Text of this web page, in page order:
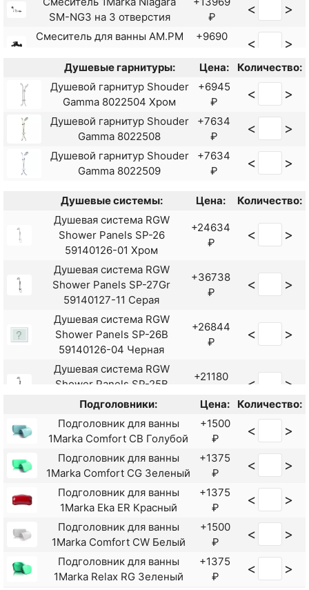
SM-NG3 на 3 отверстия
₽
< >
Смеситель для ванны AM.PM
+9690
< >
Смеситель для ванны Haiba
HB60572 с душевым
гарнитуром Хром
₽
Смеситель для ванны Haiba
HB60590-7 с душевым
гарнитуром Черный
+8326
₽
< >
Смеситель для ванны Lemark
+9843
Смеситель для ванны Rush
Bering BE5535-44 Хром
+9230
Смеситель для ванны Rush
Corsica CO4240-51
универсальный Хром
+6570
Смеситель для ванны Rush
Fiji FI1835-51 универсальный
Хром
+4891
Смеситель для ванны Rush
Gozo GZ3735-51 Хром
+7180
Смеситель для ванны Rush
Haiti HA1935-51
универсальный Хром
+7470
< >
Смеситель для ванны Rush
Nevis NE1735-51Black
универсальный Черный
матовый
+10230
₽
Смеситель для ванны Rush
Thira TR3635-44 Хром
+9700
₽
< >
Смеситель для ванны Rush
Thira TR3635-51 Хром
+9060
₽
< >
Смеситель для ванны
Shouder Eco 460104
+6190
₽
< >
Душевые гарнитуры: Цена:
Количество:
Душевой гарнитур Shouder
Gamma 8022504 Хром
+6945
₽
< >
Душевой гарнитур Shouder
Gamma 8022508
+7634
₽
< >
Душевой гарнитур Shouder
Gamma 8022509
+7634
₽
< >
Душевые системы: Цена:
Количество:
Душевая система RGW
Shower Panels SP-26
59140126-01 Хром
+24634
₽
< >
Душевая система RGW
Shower Panels SP-27Gr
59140127-11 Серая
+36738
₽
< >
Душевая система RGW
Shower Panels SP-26B
59140126-04 Черная
+26844
₽
< >
Душевая система RGW
Shower Panels SP-25B
59140125-04 Черная
+21180
< >
Душевая система RGW
Shower Panels SP-24B
+15782
₽
< >
Душевая система RGW
59140124-13 Хром
+13531
₽
Душевая система Agger Slim
A2291200 Хром
₽
Gem F0790000 Хром
₽
Подголовники: Цена:
Количество:
Подголовник для ванны
1Marka Comfort СВ Голубой
+1500
₽
< >
Подголовник для ванны
1Marka Comfort CG Зеленый
+1375
₽
< >
Подголовник для ванны
1Marka Eka ER Красный
+1375
₽
< >
Подголовник для ванны
1Marka Comfort CW Белый
+1500
₽
< >
Подголовник для ванны
1Marka Relax RG Зеленый
+1375
₽
< >